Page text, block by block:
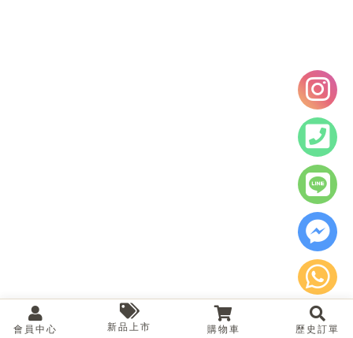
會員中心 新品上市 購物車 歷史訂單